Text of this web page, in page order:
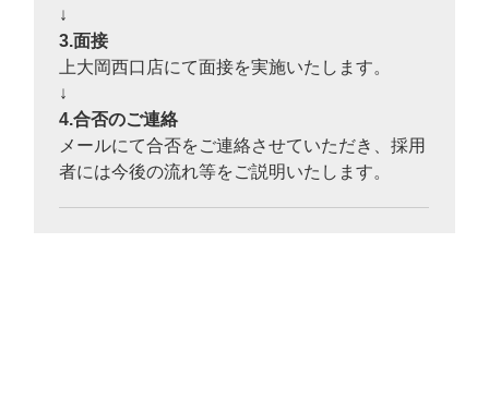
↓
3.面接
上大岡西口店にて面接を実施いたします。
↓
4.合否のご連絡
メールにて合否をご連絡させていただき、採用
者には今後の流れ等をご説明いたします。